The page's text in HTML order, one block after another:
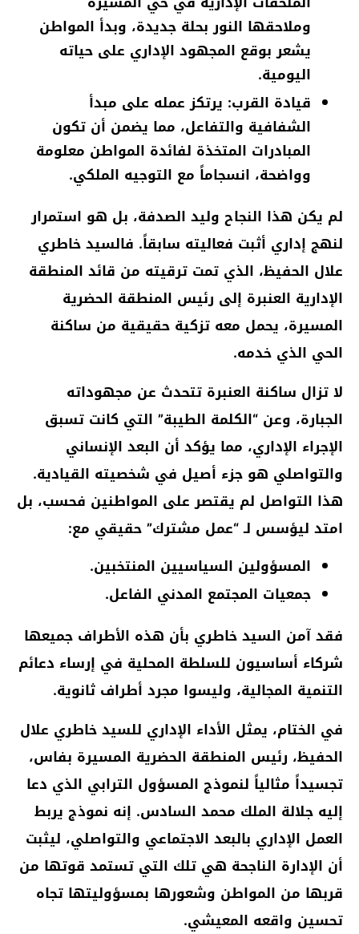
وملاحقها النور بحلة جديدة، وبدأ المواطن
يشعر بوقع المجهود الإداري على حياته
اليومية.
قيادة القرب: يرتكز عمله على مبدأ
الشفافية والتفاعل، مما يضمن أن تكون
المبادرات المتخذة لفائدة المواطن معلومة
وواضحة، انسجاماً مع التوجيه الملكي.
لم يكن هذا النجاح وليد الصدفة، بل هو استمرار
لنهج إداري أثبت فعاليته سابقاً. فالسيد خاطري
علال الحفيظ، الذي تمت ترقيته من قائد المنطقة
الإدارية العنبرة إلى رئيس المنطقة الحضرية
المسيرة، يحمل معه تزكية حقيقية من ساكنة
الحي الذي خدمه.
لا تزال ساكنة العنبرة تتحدث عن مجهوداته
الجبارة، وعن “الكلمة الطيبة” التي كانت تسبق
الإجراء الإداري، مما يؤكد أن البعد الإنساني
والتواصلي هو جزء أصيل في شخصيته القيادية.
هذا التواصل لم يقتصر على المواطنين فحسب، بل
امتد ليؤسس لـ “عمل مشترك” حقيقي مع:
المسؤولين السياسيين المنتخبين.
جمعيات المجتمع المدني الفاعل.
فقد آمن السيد خاطري بأن هذه الأطراف جميعها
شركاء أساسيون للسلطة المحلية في إرساء دعائم
التنمية المجالية، وليسوا مجرد أطراف ثانوية.
في الختام، يمثل الأداء الإداري للسيد خاطري علال
الحفيظ، رئيس المنطقة الحضرية المسيرة بفاس،
تجسيداً مثالياً لنموذج المسؤول الترابي الذي دعا
إليه جلالة الملك محمد السادس. إنه نموذج يربط
العمل الإداري بالبعد الاجتماعي والتواصلي، ليثبت
أن الإدارة الناجحة هي تلك التي تستمد قوتها من
قربها من المواطن وشعورها بمسؤوليتها تجاه
تحسين واقعه المعيشي.